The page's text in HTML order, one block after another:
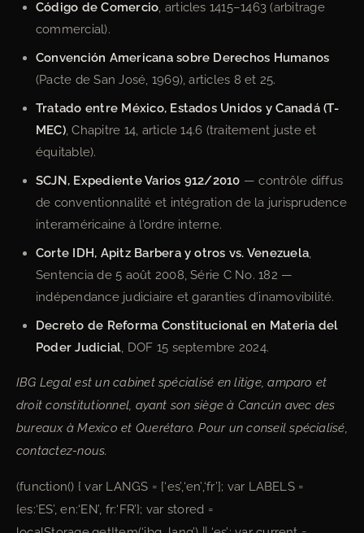
Código de Comercio , articles 1415–1463 (arbitrage
commercial).
Convención Americana sobre Derechos Humanos
(Pacte de San José, 1969), articles 8 et 25.
Tratado entre México, Estados Unidos y Canadá (T-
MEC), Chapitre 14, article 14.6 (traitement juste et
équitable).
SCJN, Expediente Varios 912/2010 — contrôle diffus
de conventionnalité et intégration de la jurisprudence
interaméricaine à l’ordre interne.
Corte IDH, Apitz Barbera y otros vs. Venezuela
Sentencia de 5 août 2008, Série C No. 182 —
indépendance judiciaire et garanties d’inamovibilité.
Decreto de Reforma Constitucional en Materia del
Poder Judicial , DOF 15 septembre 2024.
IBG Legal est un cabinet spécialisé en litige, amparo et
droit constitutionnel, ayant son siège à Cancún avec des
bureaux à Mexico et Querétaro. Pour un conseil spécialisé,
contactez-nous.
(function() { var LANGS = [‘es’,‘en’,‘fr’]; var LABELS =
{es:‘ES’, en:‘EN’, fr:‘FR’}; var stored =